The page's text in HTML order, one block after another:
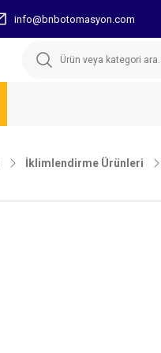
info@bnbotomasyon.com
İklimlendirme Ürünleri